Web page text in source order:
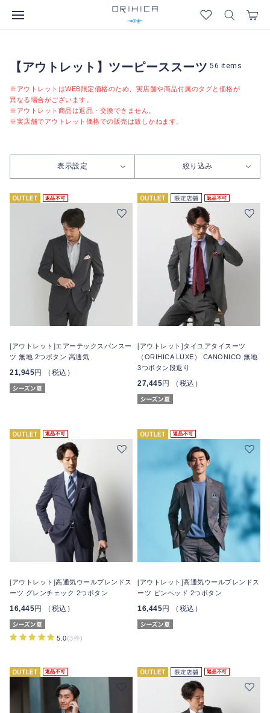
【アウトレット】ツーピーススーツ 56 items
※アウトレットはWEB限定価格のため、実店舗や商品付属のタグと価格が
異なる場合がございます。
※アウトレット商品は返品・交換できません。
※実店舗でアウトレット価格での販売は致しかねます。
表示設定 絞り込み
返品不可
[アウトレット]エアーテックスパンスー
ツ 無地 2つボタン 高通気
21,945円 （税込）
返品不可
[アウトレット]タイユアタイスーツ
（ORIHICA LUXE） CANONICO 無地
3つボタン段返り
27,445円 （税込）
返品不可
[アウトレット]高通気ウールブレンドス
ーツ グレンチェック 2つボタン
16,445円 （税込）
5.0(3件)
返品不可
[アウトレット]高通気ウールブレンドス
ーツ ピンヘッド 2つボタン
16,445円 （税込）
返品不可 返品不可